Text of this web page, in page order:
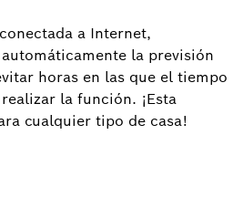
a Internet,
la previsión
horas en las que el tiempo
la función. ¡Esta
cualquier tipo de casa!